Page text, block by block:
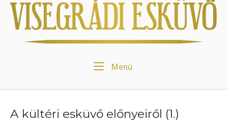
Menü
A kültéri esküvő előnyeiről (1.)